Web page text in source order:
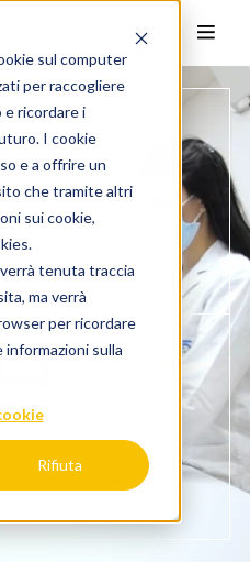
sul computer
per raccogliere
e ricordare i
I cookie
e a offrire un
che tramite altri
sui cookie,
tenuta traccia
ma verrà
per ricordare
sulla
Rifiuta